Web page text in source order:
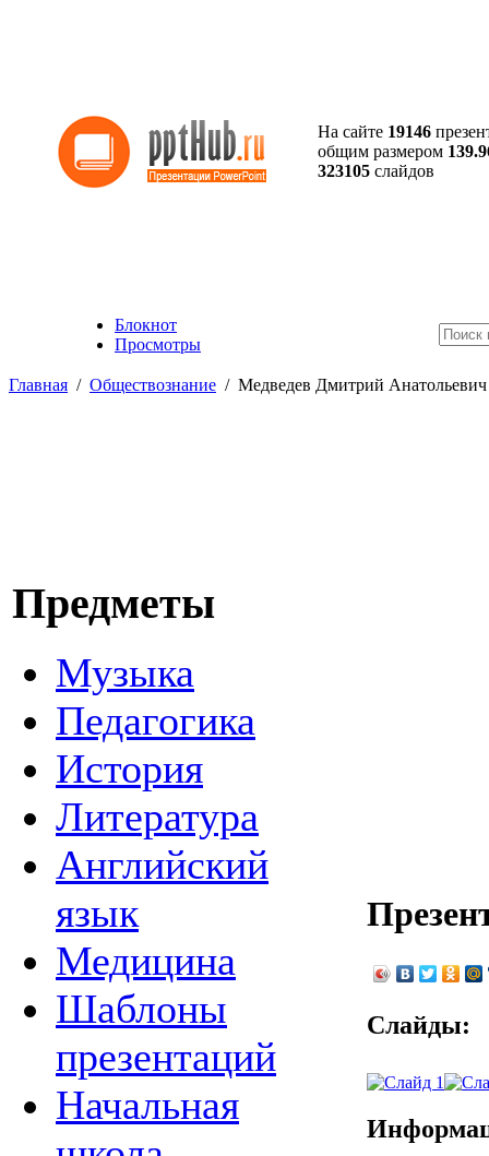
На сайте 19146
общим размером
323105 слайдов
Блокнот
Просмотры
Главная / Обществознание / Медведев Дмитрий Анатольевич
Предметы
Музыка
Педагогика
История
Литература
Английский
язык
Медицина
Шаблоны
презентаций
Начальная
Слайды: